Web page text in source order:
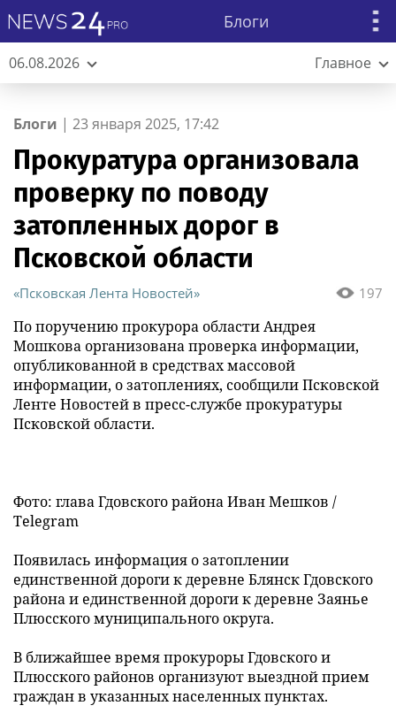
Блоги
06.08.2026 Главное
Блоги | 23 января 2025, 17:42
Прокуратура организовала
проверку по поводу
затопленных дорог в
Псковской области
197
«Псковская Лента Новостей»
По поручению прокурора области Андрея
Мошкова организована проверка информации,
опубликованной в средствах массовой
информации, о затоплениях, сообщили Псковской
Ленте Новостей в пресс-службе прокуратуры
Псковской области.
Фото: глава Гдовского района Иван Мешков /
Telegram
Появилась информация о затоплении
единственной дороги к деревне Блянск Гдовского
района и единственной дороги к деревне Заянье
Плюсского муниципального округа.
В ближайшее время прокуроры Гдовского и
Плюсского районов организуют выездной прием
граждан в указанных населенных пунктах.